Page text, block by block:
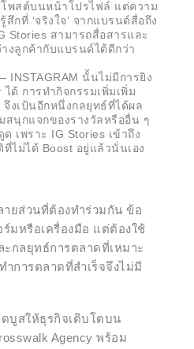
พสต์บนหน้าโปรไฟล์ แต่ความ
กที่ ‘จริงใจ’ จากแบรนด์สื่อถึง
Stories สามารถสื่อสารและ
งลูกค้ากับแบรนด์ได้ดีกว่า
INSTAGRAM นั้นไม่มีการยิง
ด้ การทำกิจกรรมเพิ่มเพิ่ม
งเป้นอีกหนึ่งกลยุทธ์ที่ได้ผล
สนุกแจกของรางวัลหรืออื่น ๆ
เพราะ IG Stories เข้าถึง
ไม่ได้ Boost อยู่แล้วนั่นเอง
ยส่วนที่ต้องทำร่วมกัน ข้อ
มหรือเครื่องมือ แต่ต้องใช้
กลยุทธ์การตลาดที่เหมาะ
การตลาดที่สำเร็จจึงไม่มี
บูสให้ธุรกิจเติบโตบน
Agency พร้อม